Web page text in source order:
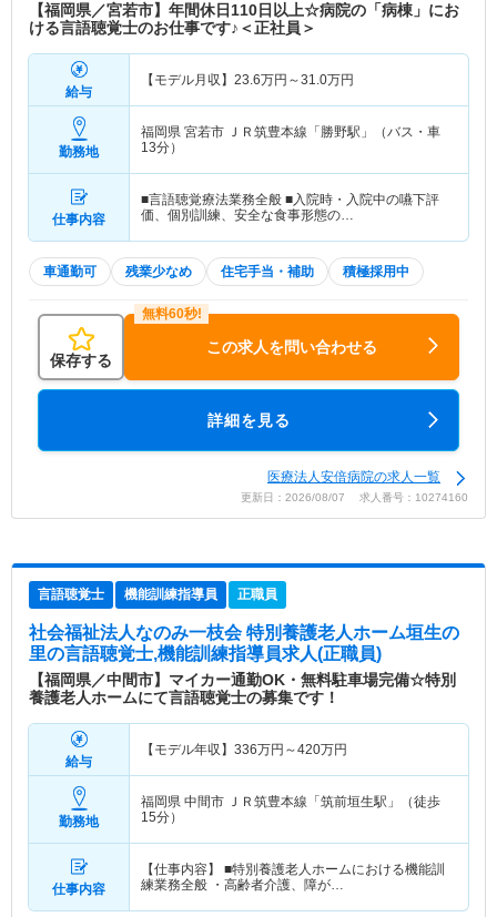
【福岡県／宮若市】年間休日110日以上☆病院の「病棟」にお
ける言語聴覚士のお仕事です♪＜正社員＞
給与
【モデル月収】 23.6万円～31.0万円
勤務地
福岡県 宮若市 ＪＲ筑豊本線「勝野駅」（バス・車
13分）
仕事内容
■言語聴覚療法業務全般 ■入院時・入院中の嚥下評
価、個別訓練、安全な食事形態の…
車通勤可 残業少なめ 住宅手当・補助 積極採用中
保存する
この求人を問い合わせる
詳細を見る
医療法人安倍病院の求人一覧
更新日：2026/08/07 求人番号：10274160
言語聴覚士 機能訓練指導員 正職員
社会福祉法人なのみ一枝会 特別養護老人ホーム垣生の
里の言語聴覚士,機能訓練指導員求人(正職員)
【福岡県／中間市】マイカー通勤OK・無料駐車場完備☆特別
養護老人ホームにて言語聴覚士の募集です！
給与
【モデル年収】 336万円～420万円
勤務地
福岡県 中間市 ＪＲ筑豊本線「筑前垣生駅」（徒歩
15分）
仕事内容
【仕事内容】 ■特別養護老人ホームにおける機能訓
練業務全般 ・高齢者介護、障が…